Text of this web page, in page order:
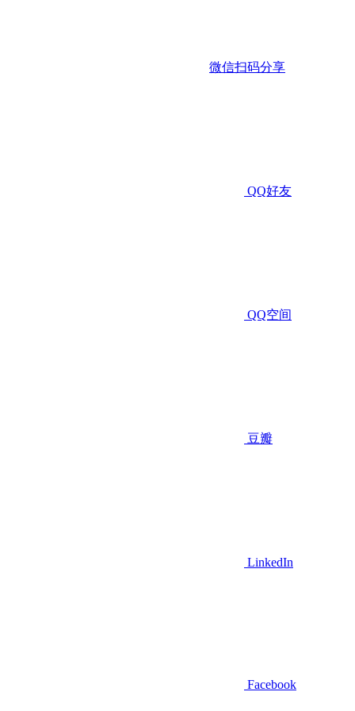
微信扫码分享
QQ好友
QQ空间
豆瓣
LinkedIn
Facebook